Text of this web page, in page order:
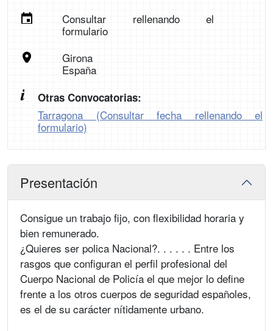
Consultar rellenando el
formulario
Girona
España
Otras Convocatorias:
Tarragona (Consultar fecha rellenando el
formulario)
Presentación
Consigue un trabajo fijo, con flexibilidad horaria y
bien remunerado.
¿Quieres ser polica Nacional?. . . . . . Entre los
rasgos que configuran el perfil profesional del
Cuerpo Nacional de Policía el que mejor lo define
frente a los otros cuerpos de seguridad españoles,
es el de su carácter nítidamente urbano.